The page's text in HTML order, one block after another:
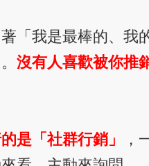
「我是最棒的、我
沒有人喜歡被你推
是「社群行銷」
，